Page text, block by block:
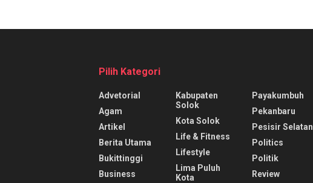
Pilih Kategori
Advetorial
Agam
Artikel
Berita Utama
Bukittinggi
Business
Kabupaten
Solok
Kota Solok
Life & Fitness
Lifestyle
Lima Puluh
Kota
Payakumbuh
Pekanbaru
Pesisir Selatan
Politics
Politik
Review